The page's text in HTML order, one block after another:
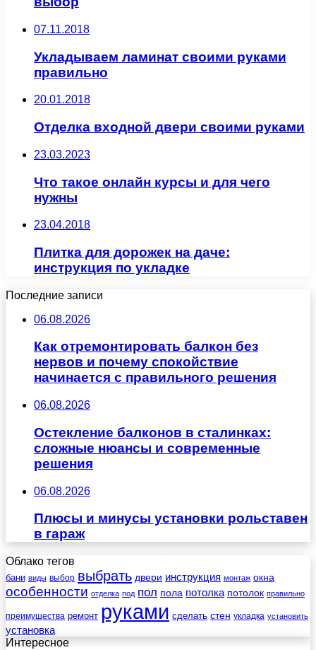
07.11.2018
Укладываем ламинат своими руками
правильно
20.01.2018
Отделка входной двери своими руками
23.03.2023
Что такое онлайн курсы и для чего
нужны
23.04.2018
Плитка для дорожек на даче:
инструкция по укладке
Последние записи
06.08.2026
Как отремонтировать балкон без
нервов и почему спокойствие
начинается с правильного решения
06.08.2026
Остекление балконов в сталинках:
сложные нюансы и современные
решения
06.08.2026
Плюсы и минусы установки рольставен
в гараж
Облако тегов
бани виды выбор выбрать двери инструкция монтаж окна
особенности отделка под пол пола потолка потолок правильно
преимущества ремонт руками сделать стен укладка установить
установка
Интересное